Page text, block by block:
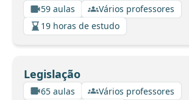
59 aulas
Vários professores
19 horas de estudo
Legislação
65 aulas
Vários professores